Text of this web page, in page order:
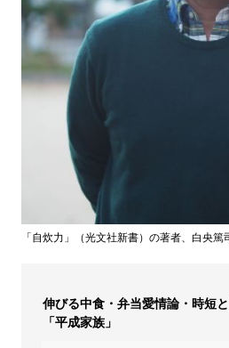
「自炊力」（光文社新書）の著者、白央篤
伸びる中食・弁当愛情論・時短
「平成家族」